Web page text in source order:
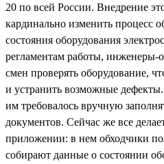
20 по всей России. Внедрение
кардинально изменить процесс
состояния оборудования
регламентам работы, инженеры-
смен проверять оборудование,
и устранить возможные
им требовалось вручную
документов. Сейчас же все
приложении: в нем обходчики
собирают данные о состоянии